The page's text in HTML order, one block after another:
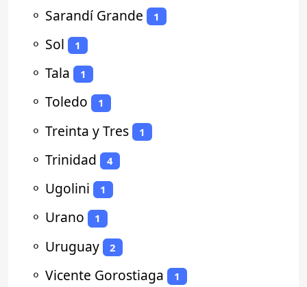
⚬ Sarandí Grande 1
⚬ Sol 1
⚬ Tala 1
⚬ Toledo 1
⚬ Treinta y Tres 1
⚬ Trinidad 4
⚬ Ugolini 1
⚬ Urano 1
⚬ Uruguay 2
⚬ Vicente Gorostiaga 1